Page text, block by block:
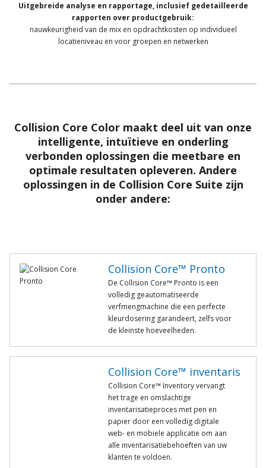
Uitgebreide analyse en rapportage, inclusief gedetailleerde
rapporten over productgebruik:
nauwkeurigheid van de mix en opdrachtkosten op individueel
locatieniveau en voor groepen en netwerken
Collision Core Color maakt deel uit van onze
intelligente, intuïtieve en onderling
verbonden oplossingen die meetbare en
optimale resultaten opleveren. Andere
oplossingen in de Collision Core Suite zijn
onder andere:
Collision Core™ Pronto
De Collision Core™ Pronto is een
volledig geautomatiseerde
verfmengmachine die een perfecte
kleurdosering garandeert, zelfs voor
de kleinste hoeveelheden.
Collision Core™ inventaris
Collision Core™ Inventory vervangt
het trage en omslachtige
inventarisatieproces met pen en
papier door een volledig digitale
web- en mobiele applicatie om aan
alle inventarisatiebehoeften van uw
klanten te voldoen.